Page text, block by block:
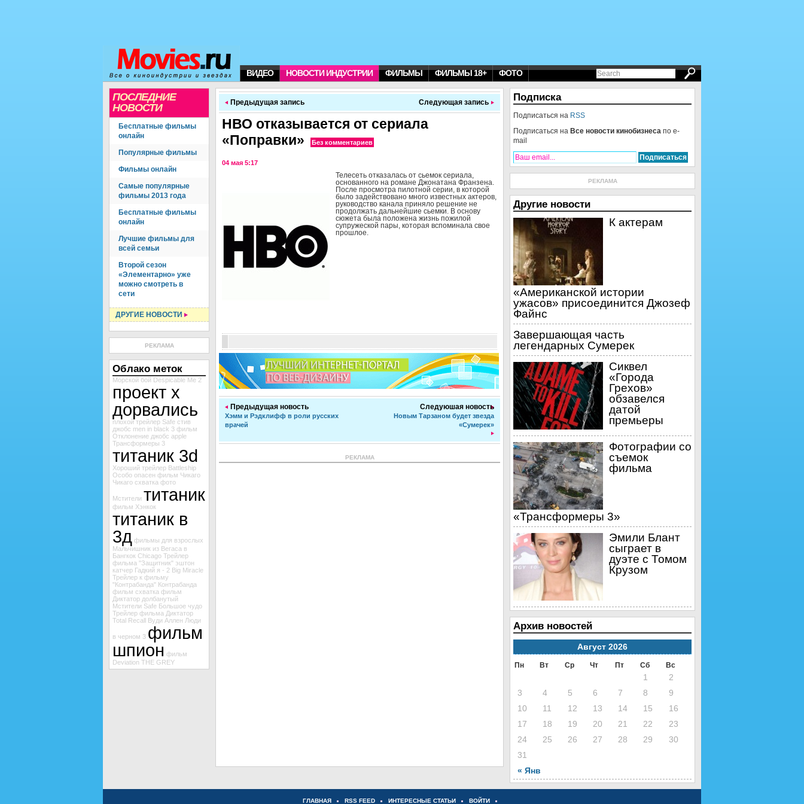
ВИДЕО НОВОСТИ ИНДУСТРИИ ФИЛЬМЫ ФИЛЬМЫ 18+ ФОТО
ПОСЛЕДНИЕ
НОВОСТИ
Бесплатные фильмы
онлайн
Популярные фильмы
Фильмы онлайн
Самые популярные
фильмы 2013 года
Бесплатные фильмы
онлайн
Лучшие фильмы для
всей семьи
Второй сезон
«Элементарно» уже
можно смотреть в
сети
ДРУГИЕ НОВОСТИ
РЕКЛАМА
Облако меток
Морской бой Despicable Me 2
проект х
дорвались
плохой трейлер Safe стив
джобс men in black 3 фильм
Отклонение джобс apple
Трансформеры 3
титаник 3d
Хороший трейлер Battleship
Особо опасен фильм Чикаго
Чикаго схватка фото
Мстители титаник
фильм Хэнкок
титаник в
3д фильмы для взрослых
Мальчишник из Вегаса в
Бангкок Chicago Трейлер
фильма "Защитник" эштон
катчер Гадкий я - 2 Big Miracle
Трейлер к фильму
"Контрабанда" Контрабанда
фильм схватка фильм
Диктатор долбанутый
Мстители Safe Большое чудо
Трейлер фильма Диктатор
Total Recall Вуди Аллен Люди
в черном 3 фильм
шпион фильм
Deviation THE GREY
Предыдущая запись Следующая запись
НВО отказывается от сериала
«Поправки»
Без комментариев
04 мая 5:17
Телесеть отказалась от сьемок сериала,
основанного на романе Джонатана Франзена.
После просмотра пилотной серии, в которой
было задействовано много известных актеров,
руководство канала приняло решение не
продолжать дальнейшие сьемки. В основу
сюжета была положена жизнь пожилой
супружеской пары, которая вспоминала свое
прошлое.
Предыдущая новость
Хэмм и Рэдклифф в роли русских
врачей
Следуюшая новость
Новым Тарзаном будет звезда
«Сумерек»
РЕКЛАМА
Подписка
Подписаться на RSS
Подписаться на Все новости кинобизнеса по e-
mail
РЕКЛАМА
Другие новости
К актерам
«Американской истории
ужасов» присоединится Джозеф
Файнс
Завершающая часть
легендарных Сумерек
Сиквел
«Города
Грехов»
обзавелся
датой
премьеры
Фотографии со
съемок
фильма
«Трансформеры 3»
Эмили Блант
сыграет в
дуэте с Томом
Крузом
Архив новостей
Август 2026
Пн Вт Ср Чт Пт Сб Вс
« Янв
1
2
3
4 5 6 7 8
9
10
11 12 13 14 15
16
17
18 19 20 21 22
23
24
25 26 27 28 29
30
31
ГЛАВНАЯ RSS FEED ИНТЕРЕСНЫЕ СТАТЬИ ВОЙТИ